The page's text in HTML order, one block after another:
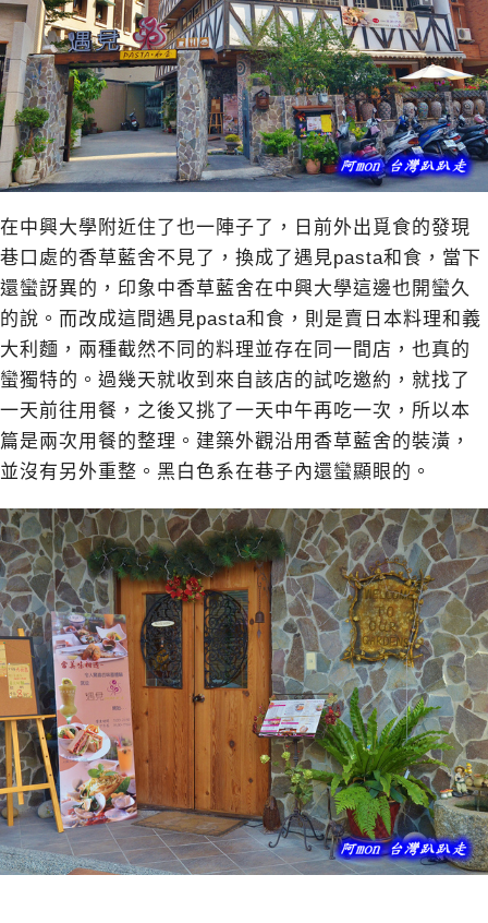
在中興大學附近住了也一陣子了，日前外出覓食的發現
巷口處的香草藍舍不見了，換成了遇見pasta和食，當下
還蠻訝異的，印象中香草藍舍在中興大學這邊也開蠻久
的說。而改成這間遇見pasta和食，則是賣日本料理和義
大利麵，兩種截然不同的料理並存在同一間店，也真的
蠻獨特的。過幾天就收到來自該店的試吃邀約，就找了
一天前往用餐，之後又挑了一天中午再吃一次，所以本
篇是兩次用餐的整理。建築外觀沿用香草藍舍的裝潢，
並沒有另外重整。黑白色系在巷子內還蠻顯眼的。